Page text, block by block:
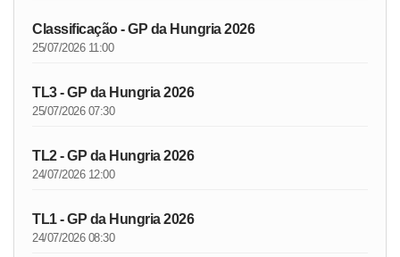
Classificação - GP da Hungria 2026
25/07/2026 11:00
TL3 - GP da Hungria 2026
25/07/2026 07:30
TL2 - GP da Hungria 2026
24/07/2026 12:00
TL1 - GP da Hungria 2026
24/07/2026 08:30